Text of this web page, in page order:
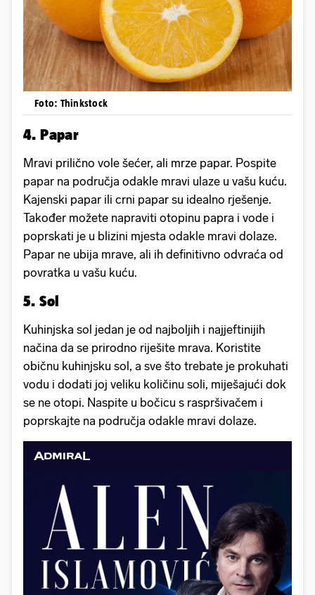
Foto: Thinkstock
4. Papar
Mravi prilično vole šećer, ali mrze papar. Pospite
papar na područja odakle mravi ulaze u vašu kuću.
Kajenski papar ili crni papar su idealno rješenje.
Također možete napraviti otopinu papra i vode i
poprskati je u blizini mjesta odakle mravi dolaze.
Papar ne ubija mrave, ali ih definitivno odvraća od
povratka u vašu kuću.
5. Sol
Kuhinjska sol jedan je od najboljih i najjeftinijih
načina da se prirodno riješite mrava. Koristite
običnu kuhinjsku sol, a sve što trebate je prokuhati
vodu i dodati joj veliku količinu soli, miješajući dok
se ne otopi. Naspite u bočicu s raspršivačem i
poprskajte na područja odakle mravi dolaze.